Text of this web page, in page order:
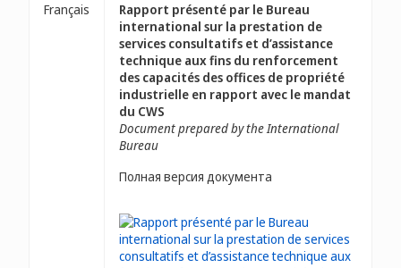
Français
Rapport présenté par le Bureau
international sur la prestation de
services consultatifs et d’assistance
technique aux fins du renforcement
des capacités des offices de propriété
industrielle en rapport avec le mandat
du CWS
Document prepared by the International
Bureau
Полная версия документа